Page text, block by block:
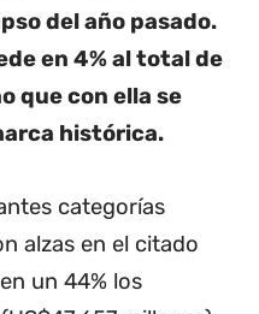
del año pasado.
en 4% al total de
que con ella se
histórica.
categorías
alzas en el citado
un 44% los